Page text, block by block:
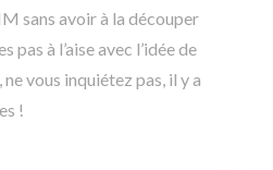
sans avoir à la découper
pas à l’aise avec l’idée de
vous inquiétez pas, il y a
!